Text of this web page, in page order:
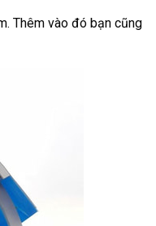
Thêm vào đó bạn cũng